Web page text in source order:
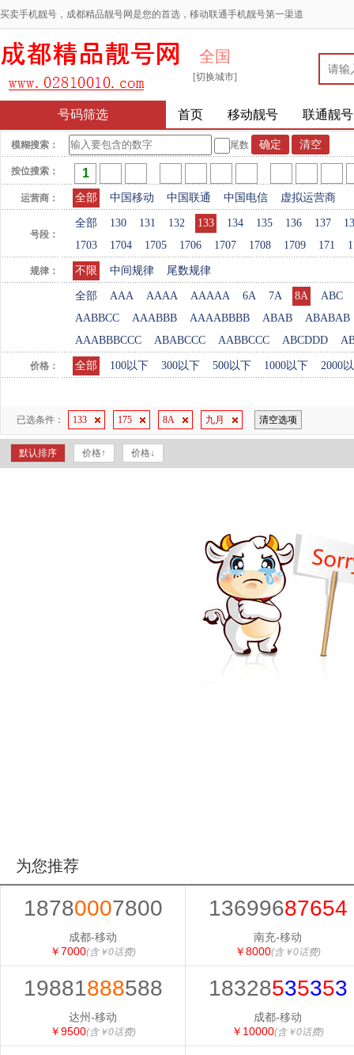
买卖手机靓号，成都精品靓号网是您的首选，移动联通手机靓号第一渠道
全国
[切换城市]
号码筛选 首页 移动靓号 联通靓号
模糊搜索： 尾数
按位搜索：
运营商： 全部 中国移动 中国联通 中国电信 虚拟运营商
号段：
全部 130 131 132 133 134 135 136 137
1703
1704 1705 1706 1707 1708 1709 171
规律： 不限 中间规律 尾数规律
全部 AAA AAAA AAAAA 6A 7A 8A
ABC
AABBCC
AAABBB AAAABBBB ABAB
ABABAB
AAABBBCCC
ABABCCC AABBCCC ABCDDD
价格： 全部 100以下 300以下 500以下 1000以下 2000
已选条件： 133 175 8A 九月 清空选项
默认排序 价格↑ 价格↓
为您推荐
18780007800
成都-移动
￥7000(含￥0话费)
13699687654
南充-移动
￥8000(含￥0话费)
19881888588
达州-移动
￥9500(含￥0话费)
18328535353
成都-移动
￥10000(含￥0话费)